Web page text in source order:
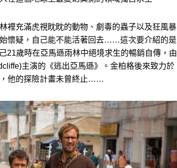
裡充滿虎視眈眈的動物、劇毒的蟲子以及狂風暴
懷疑，自己能不能活著回去……這次要介紹的是
21歲時在亞馬遜雨林中絕境求生的暢銷自傳，由
主演的《逃出亞馬遜》。金柏格後來致力於
他的探險計畫未曾終止……